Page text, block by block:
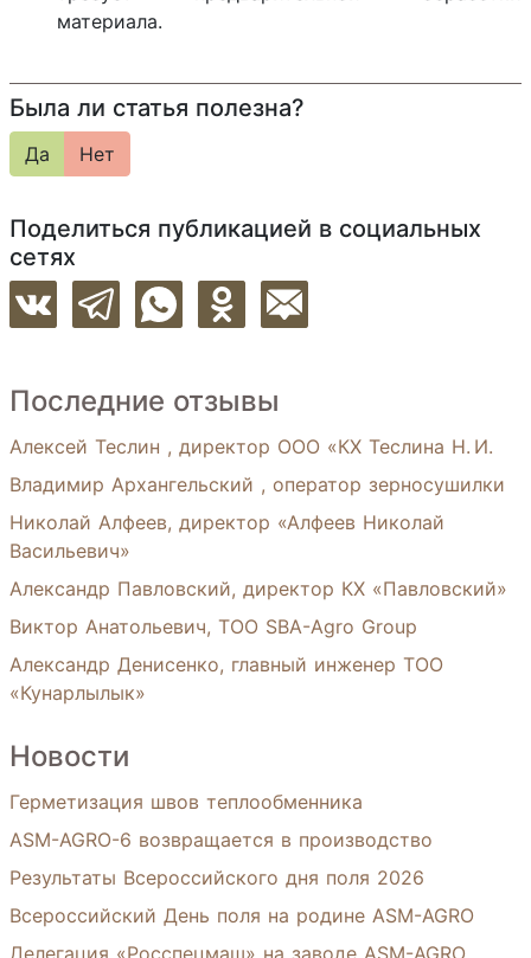
материала.
Последние отзывы
Алексей Теслин , директор ООО «КХ Теслина Н. И.
Владимир Архангельский , оператор зерносушилки
Николай Алфеев, директор «Алфеев Николай
Васильевич»
Александр Павловский, директор КХ «Павловский»
Виктор Анатольевич, ТОО SBA-Agro Group
Александр Денисенко, главный инженер ТОО
«Кунарлылык»
Новости
Герметизация швов теплообменника
ASM-AGRO-6 возвращается в производство
Результаты Всероссийского дня поля 2026
Всероссийский День поля на родине ASM-AGRO
Делегация «Росспецмаш» на заводе ASM-AGRO
Была ли статья полезна?
Да Нет
Поделиться публикацией в социальных
сетях